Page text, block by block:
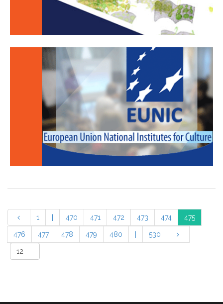
1 470 471 472 473 474 475
476 477 478 479 480 530